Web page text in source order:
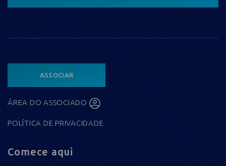
ASSOCIAR
ÁREA DO ASSOCIADO
POLÍTICA DE PRIVACIDADE
Comece aqui